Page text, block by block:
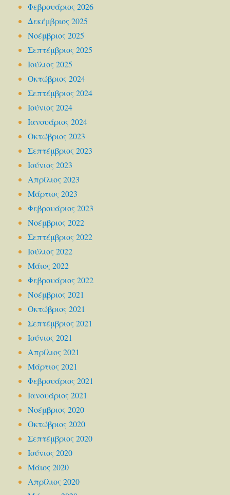
Φεβρουάριος 2026
Δεκέμβριος 2025
Νοέμβριος 2025
Σεπτέμβριος 2025
Ιούλιος 2025
Οκτώβριος 2024
Σεπτέμβριος 2024
Ιούνιος 2024
Ιανουάριος 2024
Οκτώβριος 2023
Σεπτέμβριος 2023
Ιούνιος 2023
Απρίλιος 2023
Μάρτιος 2023
Φεβρουάριος 2023
Νοέμβριος 2022
Σεπτέμβριος 2022
Ιούλιος 2022
Μάιος 2022
Φεβρουάριος 2022
Νοέμβριος 2021
Οκτώβριος 2021
Σεπτέμβριος 2021
Ιούνιος 2021
Απρίλιος 2021
Μάρτιος 2021
Φεβρουάριος 2021
Ιανουάριος 2021
Νοέμβριος 2020
Οκτώβριος 2020
Σεπτέμβριος 2020
Ιούνιος 2020
Μάιος 2020
Απρίλιος 2020